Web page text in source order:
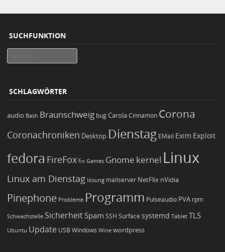
SUCHFUNKTION
SCHLAGWÖRTER
audio Bash Braunschweig bugCarola Cinnamon Corona
Coronachroniken Desktop Dienstag EMail Exim Exploit
fedora FireFox fix Games Gnome kernel Linux
Linux am Dienstag lösung mailserver NetFlix nVidia
Pinephone Probleme Programm Pulseaudio PVA rpm
Schwachstelle Sicherheit Spam SSH Surface systemd Tablet TLS
Ubuntu Update USB Windows Wine wordpress